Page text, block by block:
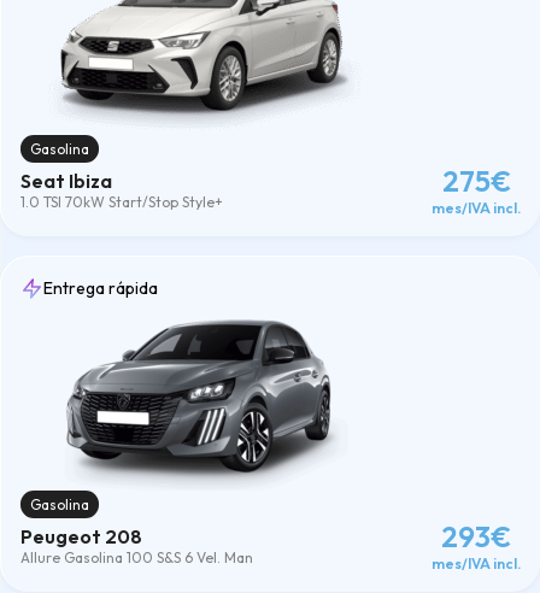
Gasolina
Seat Ibiza
1.0 TSI 70kW Start/Stop Style+
275€
mes/IVA incl.
Entrega rápida
Gasolina
Peugeot 208
Allure Gasolina 100 S&S 6 Vel. Man
293€
mes/IVA incl.